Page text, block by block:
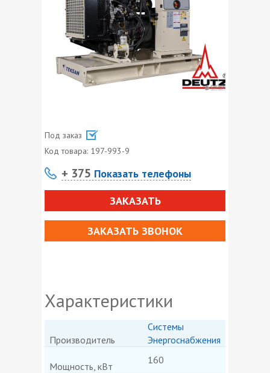
Под заказ
Код товара: 197-993-9
+ 375 Показать телефоны
ЗАКАЗАТЬ
ЗАКАЗАТЬ ЗВОНОК
Характеристики
Производитель
Системы
Энергоснабжения
Мощность, кВт
160